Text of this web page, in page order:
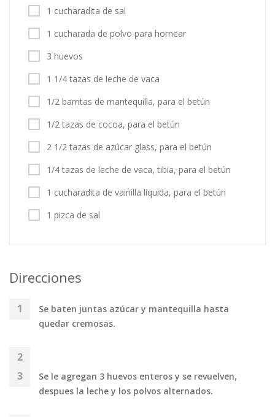
1 cucharadita de sal
1 cucharada de polvo para hornear
3 huevos
1 1/4 tazas de leche de vaca
1/2 barritas de mantequilla, para el betún
1/2 tazas de cocoa, para el betún
2 1/2 tazas de azúcar glass, para el betún
1/4 tazas de leche de vaca, tibia, para el betún
1 cucharadita de vainilla líquida, para el betún
1 pizca de sal
Direcciones
Se baten juntas azúcar y mantequilla hasta
quedar cremosas.
Se le agregan 3 huevos enteros y se revuelven,
despues la leche y los polvos alternados.